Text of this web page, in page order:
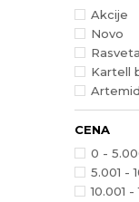
Akcije
Novo
Kartell
CENA
0 -
5.001 -
10.001 -